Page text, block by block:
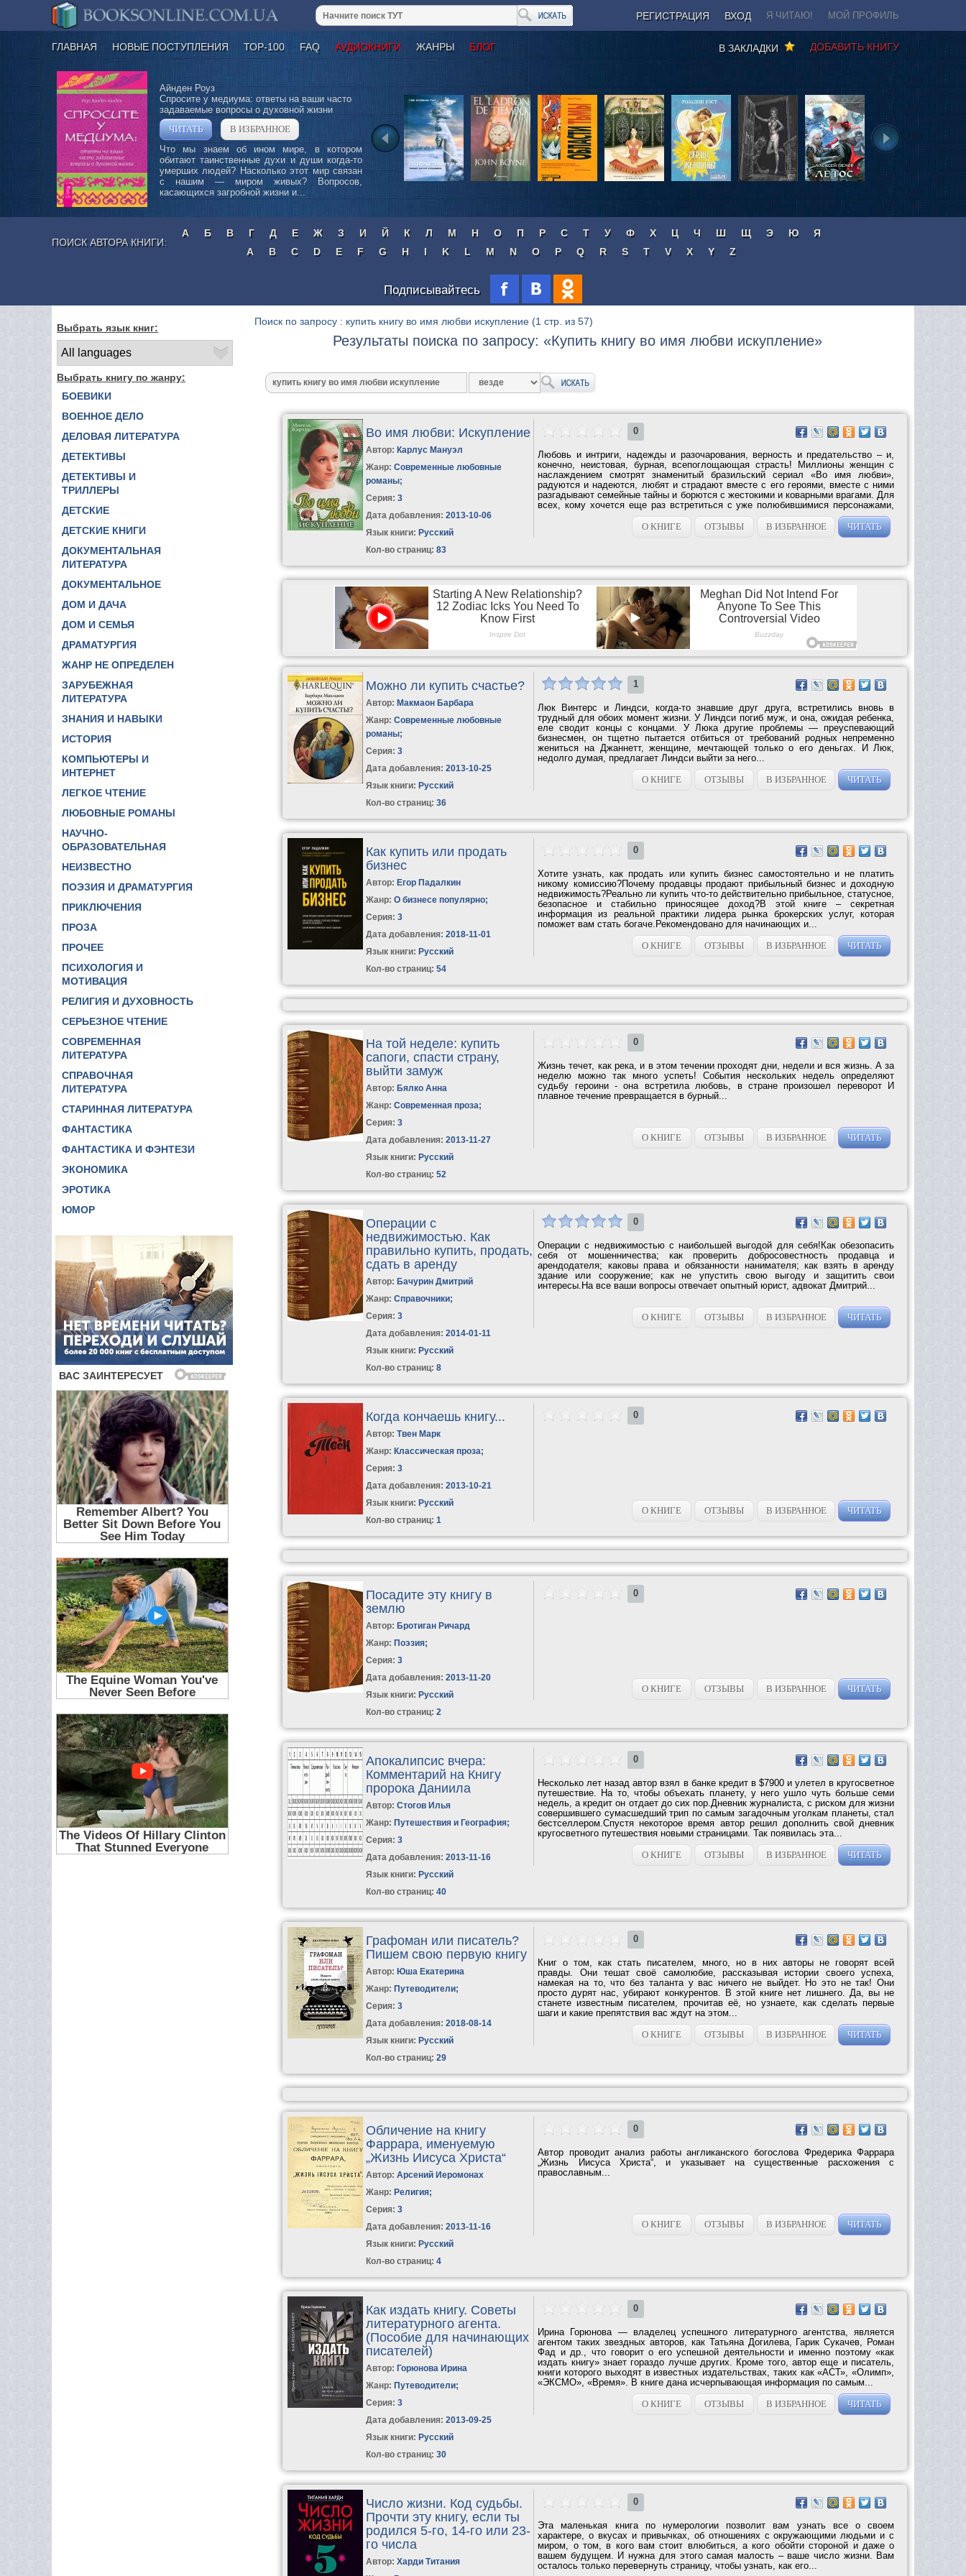
РЕГИСТРАЦИЯ ВХОД Я ЧИТАЮ! МОЙ ПРОФИЛЬ
ГЛАВНАЯ НОВЫЕ ПОСТУПЛЕНИЯ ТОР-100 FAQ АУДИОКНИГИ ЖАНРЫ БЛОГ ДОБАВИТЬ КНИГУ
В ЗАКЛАДКИ
Айнден Роуз
Спросите у медиума: ответы на ваши часто
задаваемые вопросы о духовной жизни
ЧИТАТЬ
В ИЗБРАННОЕ
Что мы знаем об ином мире, в котором
обитают таинственные духи и души когда-то
умерших людей? Насколько этот мир связан
с нашим — миром живых? Вопросов,
касающихся загробной жизни и...
ПОИСК АВТОРА КНИГИ:
А Б В Г Д Е Ж З И Й К Л М Н О П Р С Т У Ф Х Ц Ч Ш Щ Э Ю
Я
A
B C D E F G H I K L M N O P Q R S T V X Y Z
Подписывайтесь
Выбрать язык книг:
Выбрать книгу по жанру:
БОЕВИКИ
ВОЕННОЕ ДЕЛО
ДЕЛОВАЯ ЛИТЕРАТУРА
ДЕТЕКТИВЫ
ДЕТЕКТИВЫ И
ТРИЛЛЕРЫ
ДЕТСКИЕ
ДЕТСКИЕ КНИГИ
ДОКУМЕНТАЛЬНАЯ
ЛИТЕРАТУРА
ДОКУМЕНТАЛЬНОЕ
ДОМ И ДАЧА
ДОМ И СЕМЬЯ
ДРАМАТУРГИЯ
ЖАНР НЕ ОПРЕДЕЛЕН
ЗАРУБЕЖНАЯ
ЛИТЕРАТУРА
ЗНАНИЯ И НАВЫКИ
ИСТОРИЯ
КОМПЬЮТЕРЫ И
ИНТЕРНЕТ
ЛЕГКОЕ ЧТЕНИЕ
ЛЮБОВНЫЕ РОМАНЫ
НАУЧНО-
ОБРАЗОВАТЕЛЬНАЯ
НЕИЗВЕСТНО
ПОЭЗИЯ И ДРАМАТУРГИЯ
ПРИКЛЮЧЕНИЯ
ПРОЗА
ПРОЧЕЕ
ПСИХОЛОГИЯ И
МОТИВАЦИЯ
РЕЛИГИЯ И ДУХОВНОСТЬ
СЕРЬЕЗНОЕ ЧТЕНИЕ
СОВРЕМЕННАЯ
ЛИТЕРАТУРА
СПРАВОЧНАЯ
ЛИТЕРАТУРА
СТАРИННАЯ ЛИТЕРАТУРА
ФАНТАСТИКА
ФАНТАСТИКА И ФЭНТЕЗИ
ЭКОНОМИКА
ЭРОТИКА
ЮМОР
Поиск по запросу : купить книгу во имя любви искупление (1 стр. из 57)
Результаты поиска по запросу: «Купить книгу во имя любви искупление»
Во имя любви: Искупление
Автор: Карлус Мануэл
Жанр: Современные любовные
романы;
Серия:3
Дата добавления: 2013-10-06
Язык книги: Русский
Кол-во страниц: 83
0
Любовь и интриги, надежды и разочарования, верность и предательство – и,
конечно, неистовая, бурная, всепоглощающая страсть! Миллионы женщин с
наслаждением смотрят знаменитый бразильский сериал «Во имя любви»,
радуются и надеются, любят и страдают вместе с его героями, вместе с ними
разгадывают семейные тайны и борются с жестокими и коварными врагами. Для
всех, кому хочется еще раз встретиться с уже полюбившимися персонажами,
О КНИГЕ
ОТЗЫВЫ В ИЗБРАННОЕ ЧИТАТЬ
Можно ли купить счастье?
Автор: Макмаон Барбара
Жанр: Современные любовные
романы;
Серия:3
Дата добавления: 2013-10-25
Язык книги: Русский
Кол-во страниц: 36
1
Люк Винтерс и Линдси, когда-то знавшие друг друга, встретились вновь в
трудный для обоих момент жизни. У Линдси погиб муж, и она, ожидая ребенка,
еле сводит концы с концами. У Люка другие проблемы — преуспевающий
бизнесмен, он тщетно пытается отбиться от требований родных непременно
жениться на Джаннетт, женщине, мечтающей только о его деньгах. И Люк,
недолго думая, предлагает Линдси выйти за него...
О КНИГЕ
ОТЗЫВЫ В ИЗБРАННОЕ ЧИТАТЬ
Как купить или продать
бизнес
Автор: Егор Падалкин
Жанр: О бизнесе популярно;
Серия:3
Дата добавления: 2018-11-01
Язык книги: Русский
Кол-во страниц: 54
0
Хотите узнать, как продать или купить бизнес самостоятельно и не платить
никому комиссию?Почему продавцы продают прибыльный бизнес и доходную
недвижимость?Реально ли купить что-то действительно прибыльное, статусное,
безопасное и стабильно приносящее доход?В этой книге – секретная
информация из реальной практики лидера рынка брокерских услуг, которая
поможет вам стать богаче.Рекомендовано для начинающих и...
О КНИГЕ
ОТЗЫВЫ В ИЗБРАННОЕ ЧИТАТЬ
На той неделе: купить
сапоги, спасти страну,
выйти замуж
Автор: Бялко Анна
Жанр: Современная проза;
Серия:3
Дата добавления: 2013-11-27
Язык книги: Русский
Кол-во страниц: 52
0
Жизнь течет, как река, и в этом течении проходят дни, недели и вся жизнь. А за
неделю можно так много успеть! События нескольких недель определяют
судьбу героини - она встретила любовь, в стране произошел переворот И
плавное течение превращается в бурный...
О КНИГЕ ОТЗЫВЫ В ИЗБРАННОЕ ЧИТАТЬ
Операции с
недвижимостью. Как
правильно купить, продать,
сдать в аренду
Автор: Бачурин Дмитрий
Жанр: Справочники;
Серия:3
Дата добавления: 2014-01-11
Язык книги: Русский
Кол-во страниц: 8
0
Операции с недвижимостью с наибольшей выгодой для себя!Как обезопасить
себя от мошенничества; как проверить добросовестность продавца и
арендодателя; каковы права и обязанности нанимателя; как взять в аренду
здание или сооружение; как не упустить свою выгоду и защитить свои
интересы.На все ваши вопросы отвечает опытный юрист, адвокат Дмитрий...
О КНИГЕ ОТЗЫВЫ В ИЗБРАННОЕ ЧИТАТЬ
Когда кончаешь книгу...
Автор:Твен Марк
Жанр: Классическая проза;
Серия:3
Дата добавления: 2013-10-21
Язык книги: Русский
Кол-во страниц: 1
0
О КНИГЕ ОТЗЫВЫ В ИЗБРАННОЕ ЧИТАТЬ
Посадите эту книгу в
землю
Автор: Бротиган Ричард
Жанр: Поэзия;
Серия:3
Дата добавления: 2013-11-20
Язык книги: Русский
Кол-во страниц: 2
0
О КНИГЕ ОТЗЫВЫ В ИЗБРАННОЕ ЧИТАТЬ
Апокалипсис вчера:
Комментарий на Книгу
пророка Даниила
Автор:Стогов Илья
Жанр: Путешествия и География;
Серия:3
Дата добавления: 2013-11-16
Язык книги: Русский
Кол-во страниц: 40
0
Несколько лет назад автор взял в банке кредит в $7900 и улетел в кругосветное
путешествие. На то, чтобы объехать планету, у него ушло чуть больше семи
недель, а кредит он отдает до сих пор.Дневник журналиста, с риском для жизни
совершившего сумасшедший трип по самым загадочным уголкам планеты, стал
бестселлером.Спустя некоторое время автор решил дополнить свой дневник
кругосветного путешествия новыми страницами. Так появилась эта...
О КНИГЕ
ОТЗЫВЫ В ИЗБРАННОЕ ЧИТАТЬ
Графоман или писатель?
Пишем свою первую книгу
Автор: Юша Екатерина
Жанр: Путеводители;
Серия:3
Дата добавления: 2018-08-14
Язык книги: Русский
Кол-во страниц: 29
0
Книг о том, как стать писателем, много, но в них авторы не говорят всей
правды. Они тешат своё самолюбие, рассказывая истории своего успеха,
намекая на то, что без таланта у вас ничего не выйдет. Но это не так! Они
просто дурят нас, убирают конкурентов. В этой книге нет лишнего. Да, вы не
станете известным писателем, прочитав её, но узнаете, как сделать первые
шаги и какие препятствия вас ждут на этом...
О КНИГЕ
ОТЗЫВЫ В ИЗБРАННОЕ ЧИТАТЬ
Обличение на книгу
Фаррара, именуемую
„Жизнь Иисуса Христа“
Автор:Арсений Иеромонах
Жанр: Религия;
Серия:3
Дата добавления: 2013-11-16
Язык книги: Русский
Кол-во страниц: 4
0
Автор проводит анализ работы англиканского богослова Фредерика Фаррара
„Жизнь Иисуса Христа“, и указывает на существенные расхожения с
православным...
О КНИГЕ ОТЗЫВЫ В ИЗБРАННОЕ ЧИТАТЬ
Как издать книгу. Советы
литературного агента.
(Пособие для начинающих
писателей)
Автор: Горюнова Ирина
Жанр: Путеводители;
Серия:3
Дата добавления: 2013-09-25
Язык книги: Русский
Кол-во страниц: 30
0
Ирина Горюнова — владелец успешного литературного агентства, является
агентом таких звездных авторов, как Татьяна Догилева, Гарик Сукачев, Роман
Фад и др., что говорит о его успешной деятельности и именно поэтому «как
издать книгу» знает гораздо лучше других. Кроме того, автор еще и писатель,
книги которого выходят в известных издательствах, таких как «АСТ», «Олимп»,
«ЭКСМО», «Время». В книге дана исчерпывающая информация по самым...
О КНИГЕ
ОТЗЫВЫ В ИЗБРАННОЕ ЧИТАТЬ
Число жизни. Код судьбы.
Прочти эту книгу, если ты
родился 5-го, 14-го или 23-
го числа
Автор:Харди Титания
0
Эта маленькая книга по нумерологии позволит вам узнать все о своем
характере, о вкусах и привычках, об отношениях с окружающими людьми и с
миром, о том, в кого вам стоит влюбиться, а кого обойти стороной и даже о
вашем будущем. И нужна для этого самая малость – ваше число жизни. Вам
осталось только перевернуть страницу, чтобы узнать, как его...